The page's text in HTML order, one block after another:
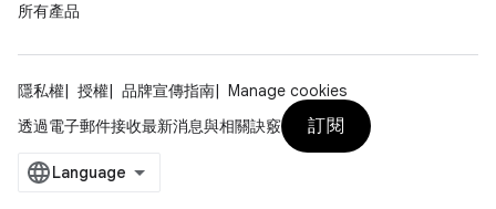
所有產品
隱私權 授權 品牌宣傳指南
Manage cookies
透過電子郵件接收最新消息與相關訣竅
訂閱